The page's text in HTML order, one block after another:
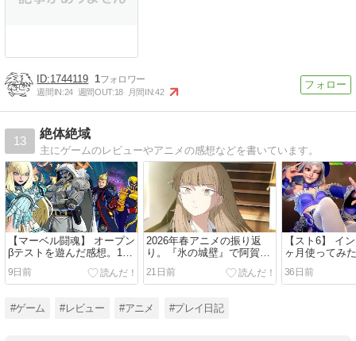
1744119 1
週間IN:24 週間OUT:18 月間IN:42
13
絶体絶域
主にゲームのレビューやアニメの感想などを書いています。
【マーベル闘魂】 オープン
βテストを遊んだ感想。1人
操作でも割と戦える、仲間
を増やしていくゲーム。
9日前
2026年春アニメの振り返
り。『氷の城壁』で阿賀沢
紅茶作品にまた心を掴まれ
た。
21日前
【スト6】 イ
ヶ月使ってみ
ムやSA2が面
通常技は頼り
36日前
#ゲーム #レビュー #アニメ #プレイ日記